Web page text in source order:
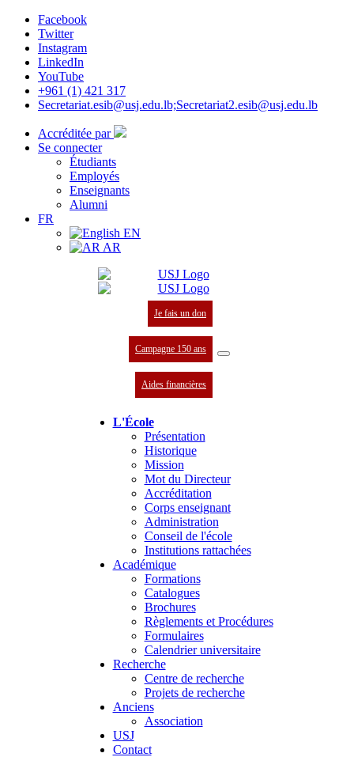
Facebook
Twitter
Instagram
LinkedIn
YouTube
+961 (1) 421 317
Secretariat.esib@usj.edu.lb;Secretariat2.esib@usj.edu.lb
Accréditée par
Se connecter
Étudiants
Employés
Enseignants
Alumni
FR
EN
AR
Je fais un don
Campagne 150 ans
Aides financières
L'École
Présentation
Historique
Mission
Mot du Directeur
Accréditation
Corps enseignant
Administration
Conseil de l'école
Institutions rattachées
Académique
Formations
Catalogues
Brochures
Règlements et Procédures
Formulaires
Calendrier universitaire
Recherche
Centre de recherche
Projets de recherche
Anciens
Association
USJ
Contact